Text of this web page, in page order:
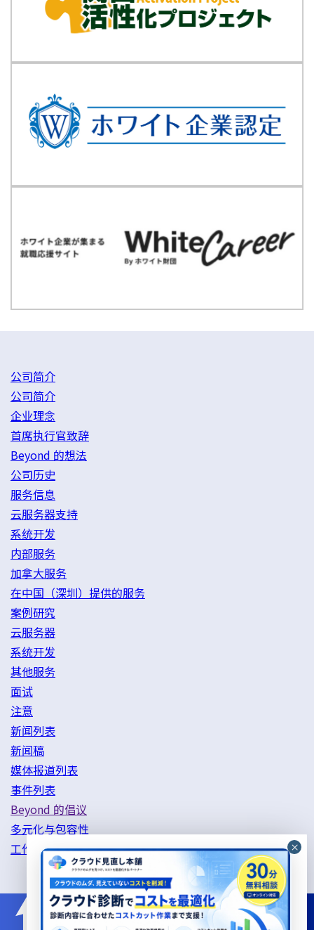
公司简介
公司简介
企业理念
首席执行官致辞
Beyond 的想法
公司历史
服务信息
云服务器支持
系统开发
内部服务
加拿大服务
在中国（深圳）提供的服务
案例研究
云服务器
系统开发
其他服务
面试
注意
新闻列表
新闻稿
媒体报道列表
事件列表
Beyond 的倡议
多元化与包容性
工作方式改革举措